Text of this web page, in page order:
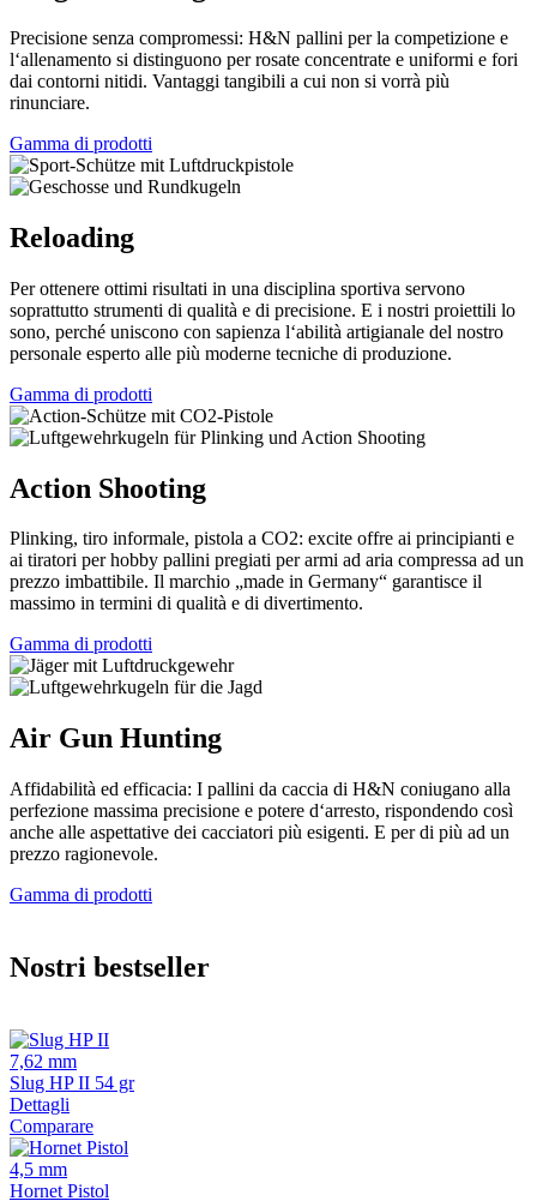
Precisione senza compromessi: H&N pallini per la competizione e
l‘allenamento si distinguono per rosate concentrate e uniformi e fori
dai contorni nitidi. Vantaggi tangibili a cui non si vorrà più
rinunciare.
Gamma di prodotti
Reloading
Per ottenere ottimi risultati in una disciplina sportiva servono
soprattutto strumenti di qualità e di precisione. E i nostri proiettili lo
sono, perché uniscono con sapienza l‘abilità artigianale del nostro
personale esperto alle più moderne tecniche di produzione.
Gamma di prodotti
Action Shooting
Plinking, tiro informale, pistola a CO2: excite offre ai principianti e
ai tiratori per hobby pallini pregiati per armi ad aria compressa ad un
prezzo imbattibile. Il marchio „made in Germany“ garantisce il
massimo in termini di qualità e di divertimento.
Gamma di prodotti
Air Gun Hunting
Affidabilità ed efficacia: I pallini da caccia di H&N coniugano alla
perfezione massima precisione e potere d‘arresto, rispondendo così
anche alle aspettative dei cacciatori più esigenti. E per di più ad un
prezzo ragionevole.
Gamma di prodotti
Nostri bestseller
7,62 mm
Slug HP II 54 gr
Dettagli
Comparare
4,5 mm
Hornet Pistol